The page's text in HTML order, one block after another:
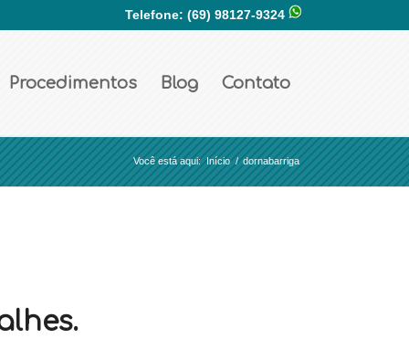
Telefone: (69) 98127-9324
Procedimentos Blog Contato
Você está aqui: Início / dornabarriga